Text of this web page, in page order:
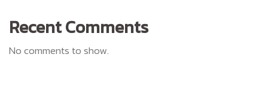
Recent Comments
No comments to show.